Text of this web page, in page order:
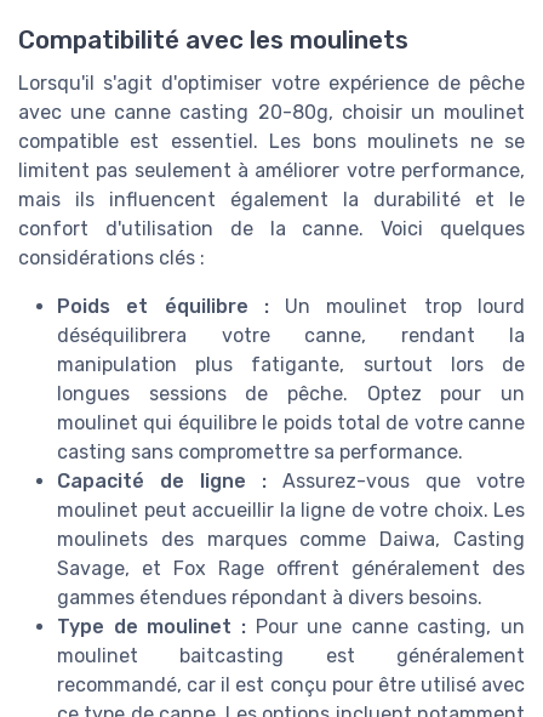
Compatibilité avec les moulinets
Lorsqu'il s'agit d'optimiser votre expérience de pêche
avec une canne casting 20-80g, choisir un moulinet
compatible est essentiel. Les bons moulinets ne se
limitent pas seulement à améliorer votre performance,
mais ils influencent également la durabilité et le
confort d'utilisation de la canne. Voici quelques
considérations clés :
Poids et équilibre :Un moulinet trop lourd
déséquilibrera votre canne, rendant la
manipulation plus fatigante, surtout lors de
longues sessions de pêche. Optez pour un
moulinet qui équilibre le poids total de votre canne
casting sans compromettre sa performance.
Capacité de ligne : Assurez-vous que votre
moulinet peut accueillir la ligne de votre choix. Les
moulinets des marques comme Daiwa, Casting
Savage, et Fox Rage offrent généralement des
gammes étendues répondant à divers besoins.
Type de moulinet :Pour une canne casting, un
moulinet baitcasting est généralement
recommandé, car il est conçu pour être utilisé avec